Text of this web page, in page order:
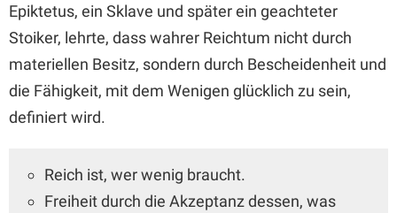
Epiktetus, ein Sklave und später ein geachteter
Stoiker, lehrte, dass wahrer Reichtum nicht durch
materiellen Besitz, sondern durch Bescheidenheit und
die Fähigkeit, mit dem Wenigen glücklich zu sein,
definiert wird.
Reich ist, wer wenig braucht.
Freiheit durch die Akzeptanz dessen, was